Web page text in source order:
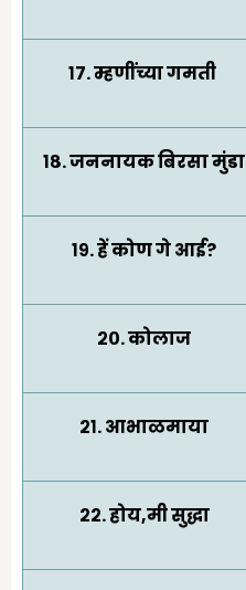
१७. म्हणींच्या गमती
१८. जननायक बिरसा मुंडा
१९. हें कोण गे आई?
२०. कोलाज
२१. आभाळमाया
२२. होय,मी सुद्धा